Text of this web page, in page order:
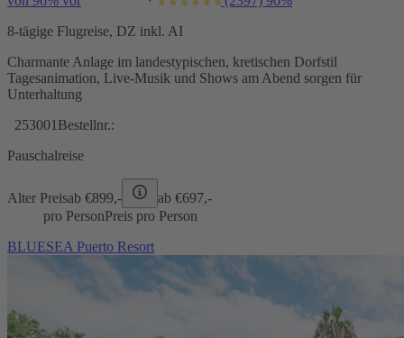
8-tägige Flugreise, DZ inkl. AI
Charmante Anlage im landestypischen, kretischen Dorfstil
Tagesanimation, Live-Musik und Shows am Abend sorgen für
Unterhaltung
253001 Bestellnr.:
Pauschalreise
Alter Preisab €899,- ab €697,-
pro PersonPreis pro Person
BLUESEA Puerto Resort